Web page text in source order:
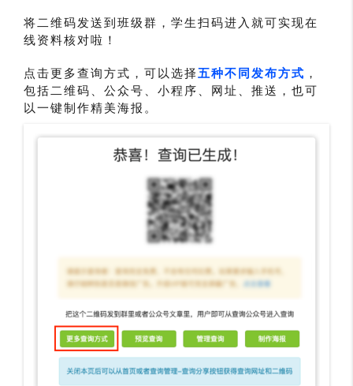
将二维码发送到班级群，学生扫码进入就可实现在
线资料核对啦！
点击更多查询方式，可以选择五种不同发布方式 ，
包括二维码、公众号、小程序、网址、推送，也可
以一键制作精美海报。